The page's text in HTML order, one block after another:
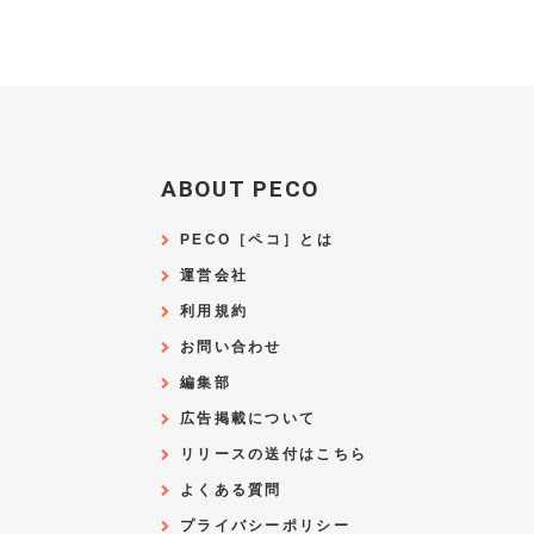
ABOUT PECO
PECO［ペコ］とは
運営会社
利用規約
お問い合わせ
編集部
広告掲載について
リリースの送付はこちら
よくある質問
プライバシーポリシー